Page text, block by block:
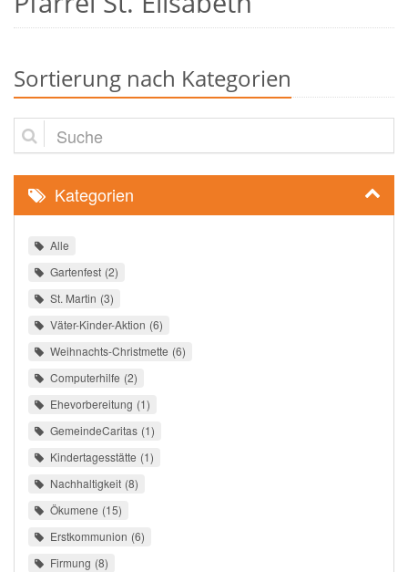
Sortierung nach Kategorien
Suche
Kategorien
Alle
Gartenfest 2
St. Martin 3
Väter-Kinder-Aktion 6
Weihnachts-Christmette 6
Computerhilfe 2
Ehevorbereitung 1
GemeindeCaritas 1
Kindertagesstätte 1
Nachhaltigkeit 8
Ökumene 15
Erstkommunion 6
Firmung 8